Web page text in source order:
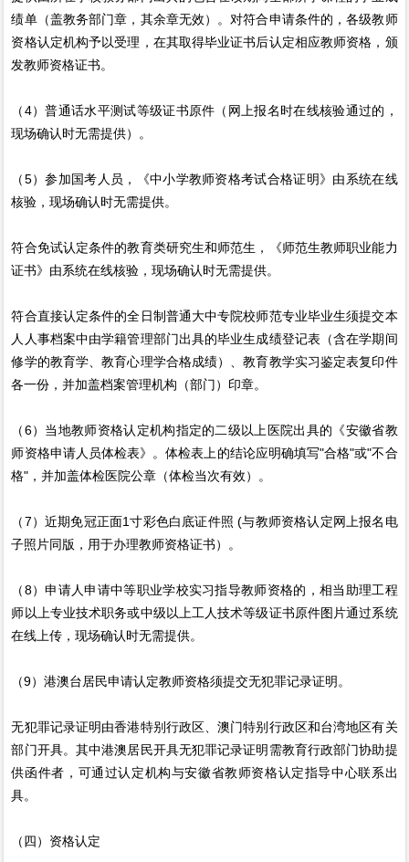
绩单（盖教务部门章，其余章无效）。对符合申请条件的，各级教师
资格认定机构予以受理，在其取得毕业证书后认定相应教师资格，颁
发教师资格证书。
（4）普通话水平测试等级证书原件（网上报名时在线核验通过的，
现场确认时无需提供）。
（5）参加国考人员，《中小学教师资格考试合格证明》由系统在线
核验，现场确认时无需提供。
符合免试认定条件的教育类研究生和师范生，《师范生教师职业能力
证书》由系统在线核验，现场确认时无需提供。
符合直接认定条件的全日制普通大中专院校师范专业毕业生须提交本
人人事档案中由学籍管理部门出具的毕业生成绩登记表（含在学期间
修学的教育学、教育心理学合格成绩）、教育教学实习鉴定表复印件
各一份，并加盖档案管理机构（部门）印章。
（6）当地教师资格认定机构指定的二级以上医院出具的《安徽省教
师资格申请人员体检表》。体检表上的结论应明确填写"合格"或"不合
格"，并加盖体检医院公章（体检当次有效）。
（7）近期免冠正面1寸彩色白底证件照 (与教师资格认定网上报名电
子照片同版，用于办理教师资格证书）。
（8）申请人申请中等职业学校实习指导教师资格的，相当助理工程
师以上专业技术职务或中级以上工人技术等级证书原件图片通过系统
在线上传，现场确认时无需提供。
（9）港澳台居民申请认定教师资格须提交无犯罪记录证明。
无犯罪记录证明由香港特别行政区、澳门特别行政区和台湾地区有关
部门开具。其中港澳居民开具无犯罪记录证明需教育行政部门协助提
供函件者，可通过认定机构与安徽省教师资格认定指导中心联系出
具。
（四）资格认定